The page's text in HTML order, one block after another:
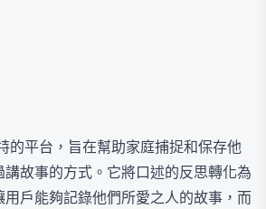
的平台，旨在幫助家庭捕捉和保存他
故事的方式。它將口述的反思轉化為
戶能夠記錄他們所愛之人的故事，而